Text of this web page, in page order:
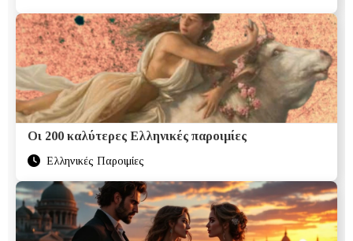
Οι 200 καλύτερες Ελληνικές παροιμίες
Ελληνικές Παροιμίες